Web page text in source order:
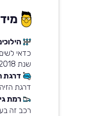
שנת 2018 אשר בעלי גיר ידני
דרגת
דרגת הזיהום
רמת
רכב זה